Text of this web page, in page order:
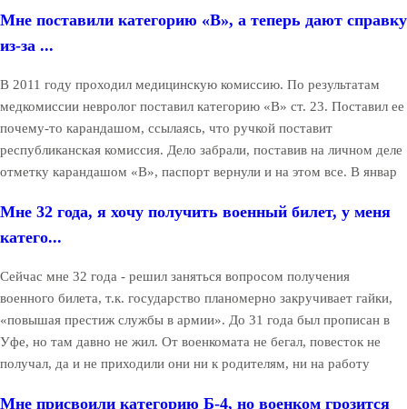
Мне поставили категорию «В», а теперь дают справку
из-за ...
В 2011 году проходил медицинскую комиссию. По результатам
медкомиссии невролог поставил категорию «В» ст. 23. Поставил ее
почему-то карандашом, ссылаясь, что ручкой поставит
республиканская комиссия. Дело забрали, поставив на личном деле
отметку карандашом «В», паспорт вернули и на этом все. В январ
Мне 32 года, я хочу получить военный билет, у меня
катего...
Сейчас мне 32 года - решил заняться вопросом получения
военного билета, т.к. государство планомерно закручивает гайки,
«повышая престиж службы в армии». До 31 года был прописан в
Уфе, но там давно не жил. От военкомата не бегал, повесток не
получал, да и не приходили они ни к родителям, ни на работу
Мне присвоили категорию Б-4, но военком грозится